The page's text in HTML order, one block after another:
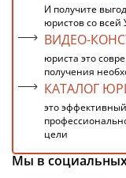
И получите
юристов со всей
ВИДЕО-
юриста это
получения
КАТАЛОГ
это
цели
Мы в социальных